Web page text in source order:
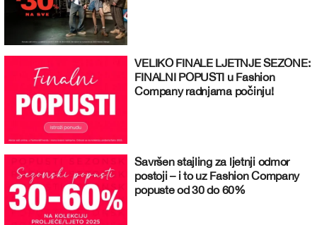
VELIKO FINALE LJETNJE SEZONE:
FINALNI POPUSTI u Fashion
Company radnjama počinju!
Savršen stajling za ljetnji odmor
postoji – i to uz Fashion Company
popuste od 30 do 60%